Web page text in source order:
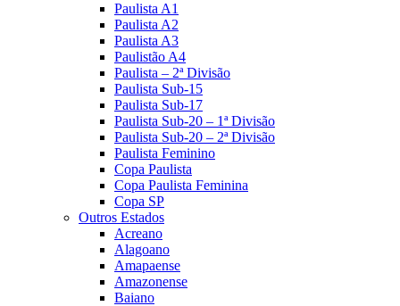
Paulista A1
Paulista A2
Paulista A3
Paulistão A4
Paulista – 2ª Divisão
Paulista Sub-15
Paulista Sub-17
Paulista Sub-20 – 1ª Divisão
Paulista Sub-20 – 2ª Divisão
Paulista Feminino
Copa Paulista
Copa Paulista Feminina
Copa SP
Outros Estados
Acreano
Alagoano
Amapaense
Amazonense
Baiano